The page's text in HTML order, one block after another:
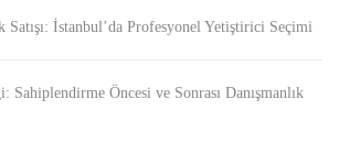
Satışı: İstanbul’da Profesyonel Yetiştirici Seçimi
Öncesi ve Sonrası Danışmanlık